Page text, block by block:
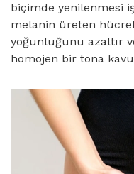
biçimde yenilenmesi
melanin üreten
yoğunluğunu azaltır
homojen bir tona